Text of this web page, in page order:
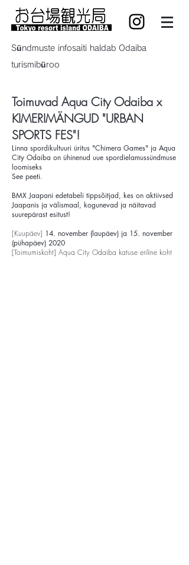
Sündmuste infosaiti haldab Odaiba
turismibüroo
Toimuvad Aqua City Odaiba x
KIMERIMÄNGUD "URBAN
SPORTS FES"!
Linna spordikultuuri üritus "Chimera Games" ja Aqua
City Odaiba on ühinenud uue spordielamussündmuse
loomiseks
See peeti.
BMX Jaapani edetabeli tippsõitjad, kes on aktiivsed
Jaapanis ja välismaal, kogunevad ja näitavad
suurepärast esitust!
[Kuupäev] 14. november (laupäev) ja 15. november
(pühapäev) 2020
[Toimumiskoht] Aqua City Odaiba katuse eriline koht